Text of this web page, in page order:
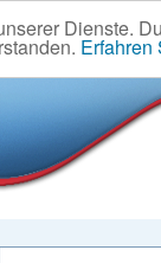
Dienste.
Erfahren